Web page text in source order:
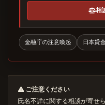
相
金融庁の注意喚起 日本貸
ご注意ください
氏名不詳に関する相談が寄せ